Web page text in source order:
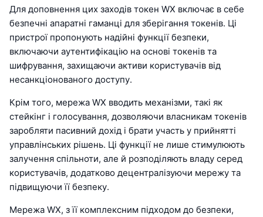
Для доповнення цих заходів токен WX включає в себе
безпечні апаратні гаманці для зберігання токенів. Ці
пристрої пропонують надійні функції безпеки,
включаючи аутентифікацію на основі токенів та
шифрування, захищаючи активи користувачів від
несанкціонованого доступу.
Крім того, мережа WX вводить механізми, такі як
стейкінг і голосування, дозволяючи власникам токенів
заробляти пасивний дохід і брати участь у прийнятті
управлінських рішень. Ці функції не лише стимулюють
залучення спільноти, але й розподіляють владу серед
користувачів, додатково децентралізуючи мережу та
підвищуючи її безпеку.
Мережа WX, з її комплексним підходом до безпеки,